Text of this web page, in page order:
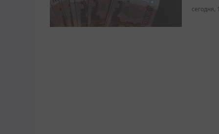
сегодня,